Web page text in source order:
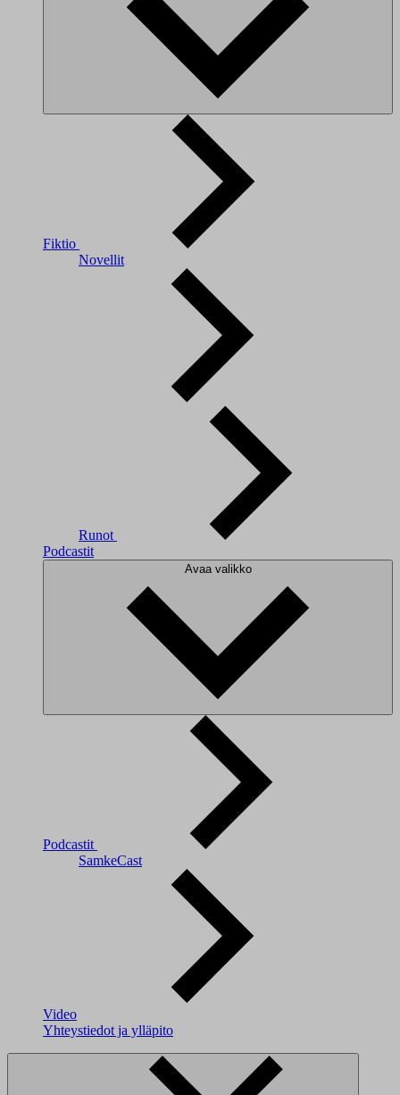
Fiktio
Novellit
Runot
Podcastit
Avaa valikko
Podcastit
SamkeCast
Video
Yhteystiedot ja ylläpito